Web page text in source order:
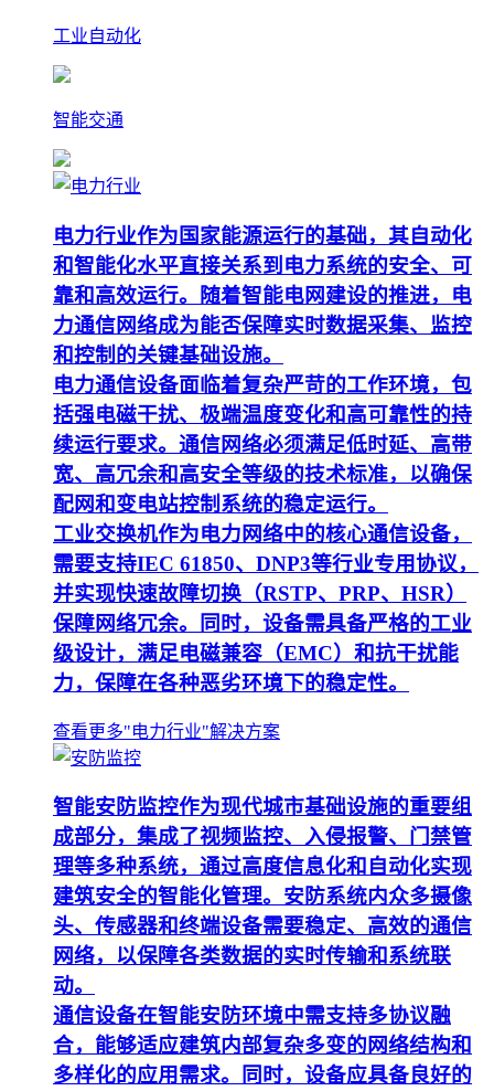
工业自动化
智能交通
电力行业作为国家能源运行的基础，其自动化
和智能化水平直接关系到电力系统的安全、可
靠和高效运行。随着智能电网建设的推进，电
力通信网络成为能否保障实时数据采集、监控
和控制的关键基础设施。
电力通信设备面临着复杂严苛的工作环境，包
括强电磁干扰、极端温度变化和高可靠性的持
续运行要求。通信网络必须满足低时延、高带
宽、高冗余和高安全等级的技术标准，以确保
配网和变电站控制系统的稳定运行。
工业交换机作为电力网络中的核心通信设备，
需要支持IEC 61850、DNP3等行业专用协议，
并实现快速故障切换（RSTP、PRP、HSR）
保障网络冗余。同时，设备需具备严格的工业
级设计，满足电磁兼容（EMC）和抗干扰能
力，保障在各种恶劣环境下的稳定性。
查看更多"电力行业"解决方案
智能安防监控作为现代城市基础设施的重要组
成部分，集成了视频监控、入侵报警、门禁管
理等多种系统，通过高度信息化和自动化实现
建筑安全的智能化管理。安防系统内众多摄像
头、传感器和终端设备需要稳定、高效的通信
网络，以保障各类数据的实时传输和系统联
动。
通信设备在智能安防环境中需支持多协议融
合，能够适应建筑内部复杂多变的网络结构和
多样化的应用需求。同时，设备应具备良好的